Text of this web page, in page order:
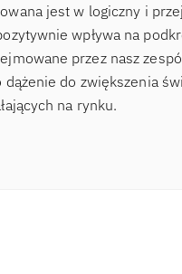
jest w logiczny i
wpływa na
przez nasz
dążenie do zwiększenia
na rynku.